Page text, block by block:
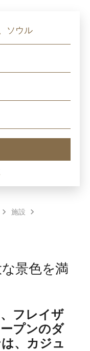
ソウル
施設
景色を満
フレイザ
プンのダ
、カジュ